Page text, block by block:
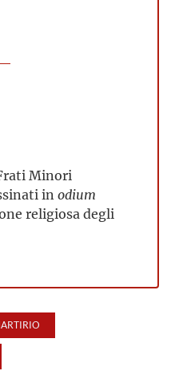
Minori
in odium
religiosa degli